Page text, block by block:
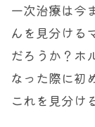
一次治療は今
んを見分ける
だろうか？ホ
なった際に初
これを見分け